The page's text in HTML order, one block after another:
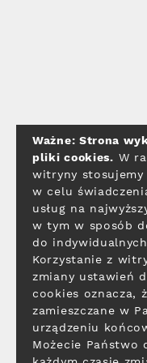
Ważne: Strona
pliki cookies. W
witryny
w celu
usług na
w tym w sposób
do
Korzystanie z
zmiany ustawień
cookies oznacza,
zamieszczane w
urządzeniu
Możecie Państwo